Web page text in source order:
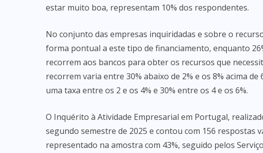
estar muito boa, representam 10% dos respondentes.
No conjunto das empresas inquiridadas e sobre o
forma pontual a este tipo de financiamento, enquanto
recorrem aos bancos para obter os recursos que
recorrem varia entre 30% abaixo de 2% e os 8% acima
uma taxa entre os 2 e os 4% e 30% entre os 4 e os 6%.
O Inquérito à Atividade Empresarial em Portugal,
segundo semestre de 2025 e contou com 156 respostas
representado na amostra com 43%, seguido pelos